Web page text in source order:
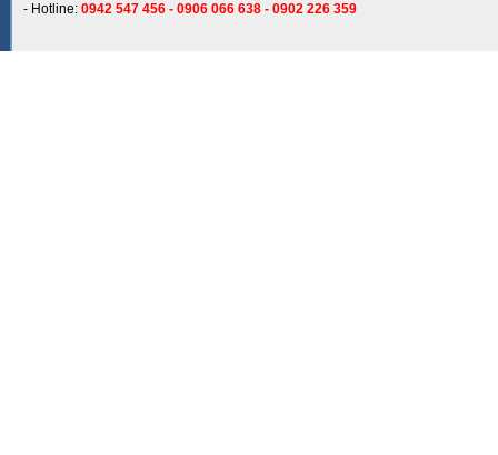
- Hotline: 0942 547 456 - 0906 066 638 - 0902 226 359